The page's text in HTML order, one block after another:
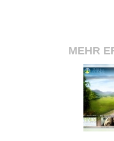
MEHR